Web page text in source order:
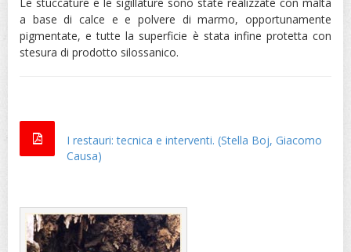
a base di calce e e polvere di marmo, opportunamente
pigmentate, e tutte la superficie è stata infine protetta con
stesura di prodotto silossanico.
I restauri: tecnica e interventi. (Stella Boj, Giacomo
Causa)